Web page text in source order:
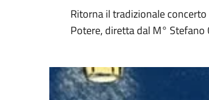
Ritorna il tradizionale
Potere, diretta dal M° Stefano